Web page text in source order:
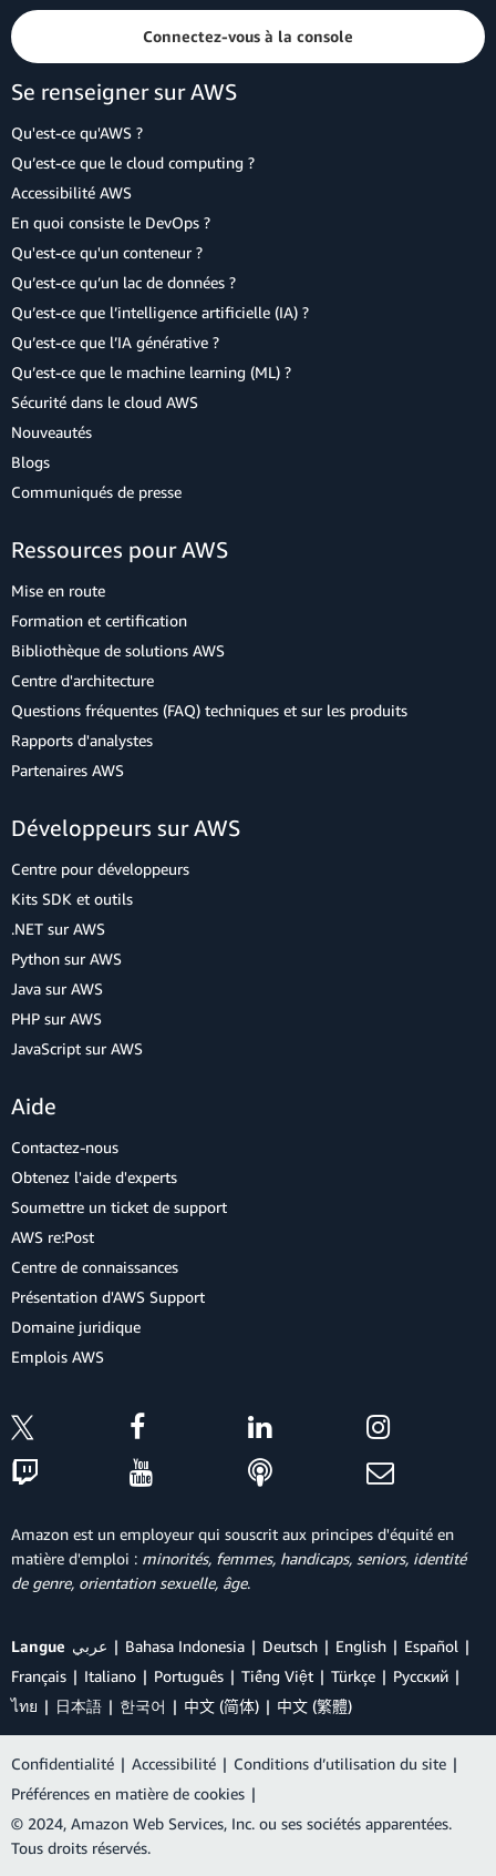
Connectez-vous à la console
Se renseigner sur AWS
Qu'est-ce qu'AWS ?
Qu’est-ce que le cloud computing ?
Accessibilité AWS
En quoi consiste le DevOps ?
Qu'est-ce qu'un conteneur ?
Qu’est-ce qu’un lac de données ?
Qu’est-ce que l’intelligence artificielle (IA) ?
Qu’est-ce que l’IA générative ?
Qu’est-ce que le machine learning (ML) ?
Sécurité dans le cloud AWS
Nouveautés
Blogs
Communiqués de presse
Ressources pour AWS
Mise en route
Formation et certification
Bibliothèque de solutions AWS
Centre d'architecture
Questions fréquentes (FAQ) techniques et sur les produits
Rapports d'analystes
Partenaires AWS
Développeurs sur AWS
Centre pour développeurs
Kits SDK et outils
.NET sur AWS
Python sur AWS
Java sur AWS
PHP sur AWS
JavaScript sur AWS
Aide
Contactez-nous
Obtenez l'aide d'experts
Soumettre un ticket de support
AWS re:Post
Centre de connaissances
Présentation d'AWS Support
Domaine juridique
Emplois AWS
Amazon est un employeur qui souscrit aux principes d'équité en
matière d'emploi : minorités, femmes, handicaps, seniors, identité
de genre, orientation sexuelle, âge.
Langue عربي Bahasa Indonesia Deutsch English
Español
Français
Italiano Português Tiếng Việt Türkçe
Ρусский
ไทย
日本語 한국어 中文 (简体) 中文 (繁體)
Confidentialité | Accessibilité | Conditions d’utilisation du site |
Préférences en matière de cookies |
© 2024, Amazon Web Services, Inc. ou ses sociétés apparentées.
Tous droits réservés.